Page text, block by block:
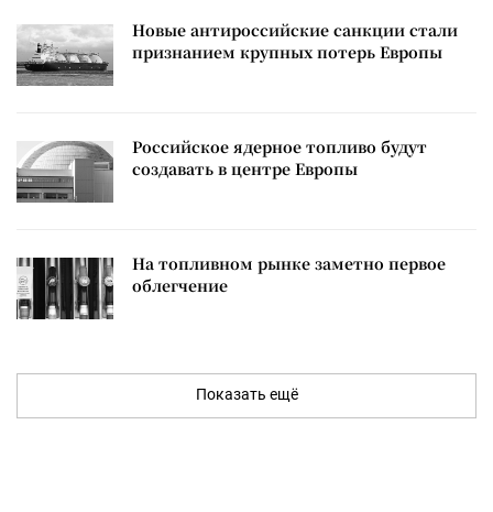
Новые антироссийские санкции стали
признанием крупных потерь Европы
Российское ядерное топливо будут
создавать в центре Европы
На топливном рынке заметно первое
облегчение
Показать ещё